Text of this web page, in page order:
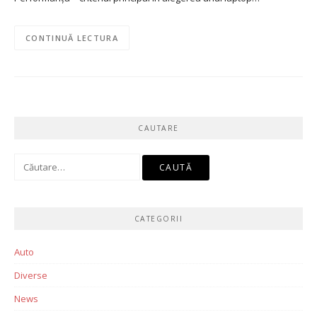
CONTINUĂ LECTURA
CAUTARE
Caută
CATEGORII
Auto
Diverse
News